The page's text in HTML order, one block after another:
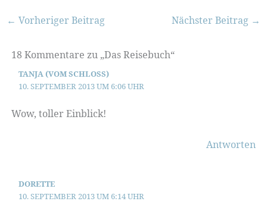
← Vorheriger Beitrag Nächster Beitrag →
18 Kommentare zu „Das Reisebuch“
TANJA (VOM SCHLOSS)
10. SEPTEMBER 2013 UM 6:06 UHR
Wow, toller Einblick!
Antworten
DORETTE
10. SEPTEMBER 2013 UM 6:14 UHR